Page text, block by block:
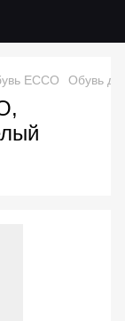
ECCO Обувь